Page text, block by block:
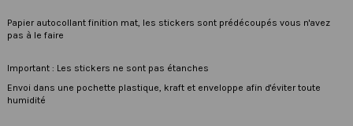
Papier autocollant finition mat, les stickers sont prédécoupés vous n'avez
pas à le faire
Important : Les stickers ne sont pas étanches
Envoi dans une pochette plastique, kraft et enveloppe afin d'éviter toute
humidité